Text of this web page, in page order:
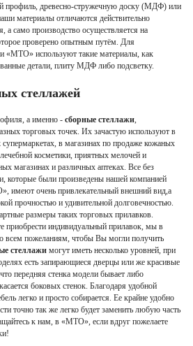
древесно-стружечную доску (МДФ) или
материалы отличаются действительно
а само производство осуществляется на
проверено опытным путём. Для
«МТО» используют такие материалы, как
детали, плиту МДФ либо подсветку.
стеллажей
а именно - сборные стеллажи,
торговых точек. Их зачастую используют в
в магазинах по продаже кожаных
косметики, приятных мелочей и
магазинах и различных аптеках. Все без
которые были произведены нашей компанией
имеют очень привлекательный внешний вид,а
прочностью и удивительной долговечностью.
размеры таких торговых прилавков.
приобрести индивидуальный прилавок, мы в
всем пожеланиям, чтобы Вы могли получить
стеллажи могут иметь несколько уровней, при
есть запирающиеся дверцы или же красивые
передняя стенка модели бывает либо
боковых стенок. Благодаря удобной
легко и просто собирается. Ее крайне удобно
точно так же легко будет заменить любую часть
к нам, в «МТО», если вдруг пожелаете